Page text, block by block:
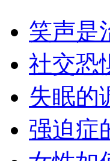
笑声是
社交恐
失眠的
强迫症